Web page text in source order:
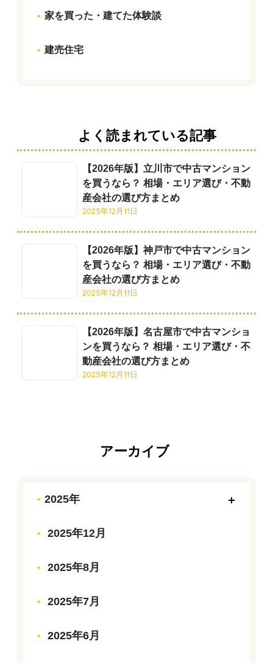
家を買った・建てた体験談
建売住宅
よく読まれている記事
【2026年版】立川市で中古マンション
を買うなら？ 相場・エリア選び・不動
産会社の選び方まとめ
2025年12月11日
【2026年版】神戸市で中古マンション
を買うなら？ 相場・エリア選び・不動
産会社の選び方まとめ
2025年12月11日
【2026年版】名古屋市で中古マンショ
ンを買うなら？ 相場・エリア選び・不
動産会社の選び方まとめ
2025年12月11日
アーカイブ
2025年
2025年12月
2025年8月
2025年7月
2025年6月